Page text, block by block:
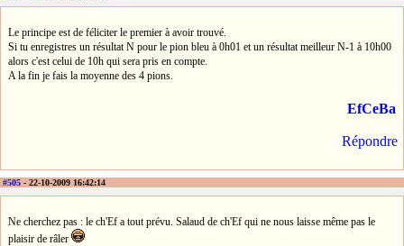
Le principe est de féliciter le premier à avoir trouvé.
Si tu enregistres un résultat N pour le pion bleu à 0h01 et un résultat meilleur N-1 à 10h00
alors c'est celui de 10h qui sera pris en compte.
A la fin je fais la moyenne des 4 pions.
EfCeBa
Répondre
#505 - 22-10-2009 16:42:14
Ne cherchez pas : le ch'Ef a tout prévu. Salaud de ch'Ef qui ne nous laisse même pas le
plaisir de râler